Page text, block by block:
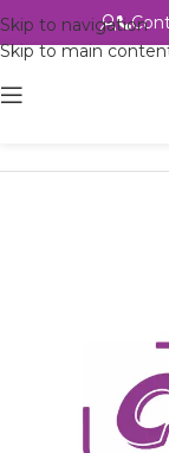
Skip to navigation
Skip to main